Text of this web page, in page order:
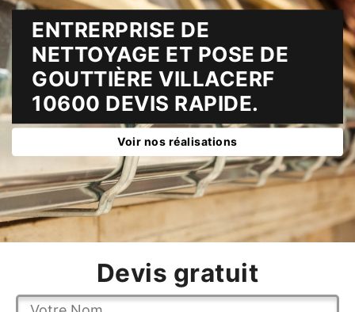
ENTRERPRISE DE
NETTOYAGE ET POSE DE
GOUTTIÈRE VILLACERF
10600 DEVIS RAPIDE.
Voir nos réalisations
Devis gratuit